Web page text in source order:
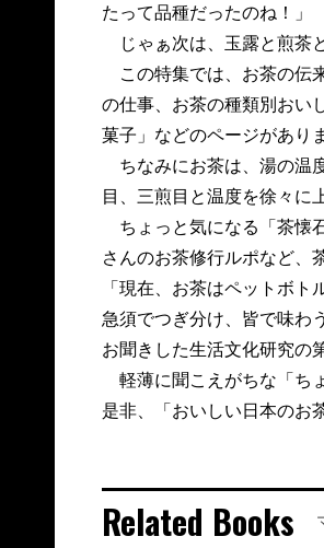
たって品種だったのね！」
じゃぁ次は、玉露と煎茶
この特集では、お茶の伝
の仕事、お茶の種類別おい
菓子」などのページがあり
ちなみにお茶は、湯の温
目、三煎目と温度を徐々に
ちょっと気になる「茶懐
さんのお茶修行ルポなど、
「現在、お茶はペットボ
急須でつぎ分け、皆で味わ
お聞きした生活文化研究の
軽薄に聞こえがちな「ち
是非、「おいしい日本のお
Related Books